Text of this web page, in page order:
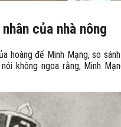
của nhà nông
hoàng đế Minh Mạng, so
không ngoa rằng, Minh